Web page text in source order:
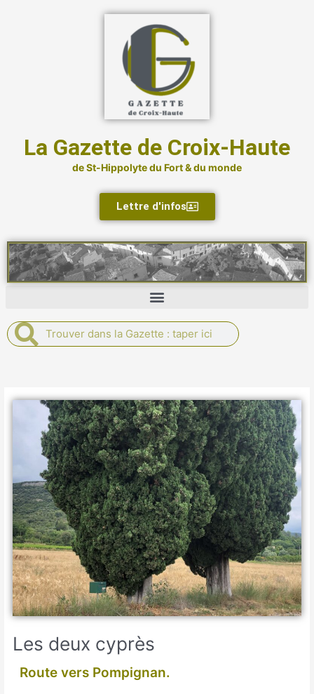
La Gazette de Croix-Haute
de St-Hippolyte du Fort & du monde
Lettre d'infos
RechercherRechercher
Les deux cyprès
Route vers Pompignan.